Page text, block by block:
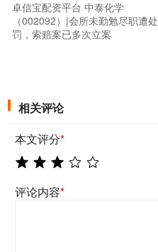
卓信宝配资平台 中泰化学
（002092）|会所未勤勉尽职遭处
罚，索赔案已多次立案
相关评论
本文评分*
评论内容*